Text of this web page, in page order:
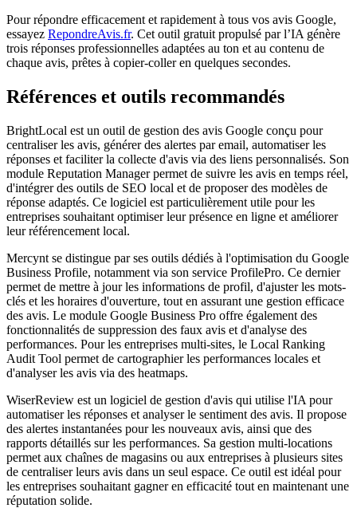
Pour répondre efficacement et rapidement à tous vos avis Google,
essayez RepondreAvis.fr. Cet outil gratuit propulsé par l’IA génère
trois réponses professionnelles adaptées au ton et au contenu de
chaque avis, prêtes à copier-coller en quelques secondes.
Références et outils recommandés
BrightLocal est un outil de gestion des avis Google conçu pour
centraliser les avis, générer des alertes par email, automatiser les
réponses et faciliter la collecte d'avis via des liens personnalisés. Son
module Reputation Manager permet de suivre les avis en temps réel,
d'intégrer des outils de SEO local et de proposer des modèles de
réponse adaptés. Ce logiciel est particulièrement utile pour les
entreprises souhaitant optimiser leur présence en ligne et améliorer
leur référencement local.
Mercynt se distingue par ses outils dédiés à l'optimisation du Google
Business Profile, notamment via son service ProfilePro. Ce dernier
permet de mettre à jour les informations de profil, d'ajuster les mots-
clés et les horaires d'ouverture, tout en assurant une gestion efficace
des avis. Le module Google Business Pro offre également des
fonctionnalités de suppression des faux avis et d'analyse des
performances. Pour les entreprises multi-sites, le Local Ranking
Audit Tool permet de cartographier les performances locales et
d'analyser les avis via des heatmaps.
WiserReview est un logiciel de gestion d'avis qui utilise l'IA pour
automatiser les réponses et analyser le sentiment des avis. Il propose
des alertes instantanées pour les nouveaux avis, ainsi que des
rapports détaillés sur les performances. Sa gestion multi-locations
permet aux chaînes de magasins ou aux entreprises à plusieurs sites
de centraliser leurs avis dans un seul espace. Ce outil est idéal pour
les entreprises souhaitant gagner en efficacité tout en maintenant une
réputation solide.